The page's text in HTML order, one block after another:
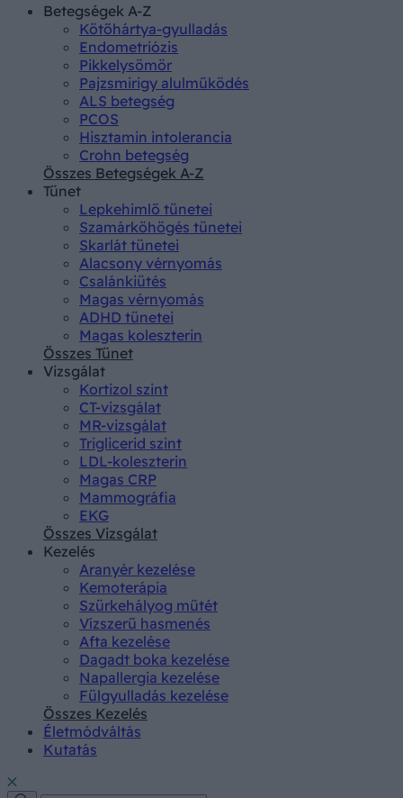
Betegségek A-Z
Kötőhártya-gyulladás
Endometriózis
Pikkelysömör
Pajzsmirigy alulműködés
ALS betegség
PCOS
Hisztamin intolerancia
Crohn betegség
Összes Betegségek A-Z
Tünet
Lepkehimlő tünetei
Szamárköhögés tünetei
Skarlát tünetei
Alacsony vérnyomás
Csalánkiütés
Magas vérnyomás
ADHD tünetei
Magas koleszterin
Összes Tünet
Vizsgálat
Kortizol szint
CT-vizsgálat
MR-vizsgálat
Triglicerid szint
LDL-koleszterin
Magas CRP
Mammográfia
EKG
Összes Vizsgálat
Kezelés
Aranyér kezelése
Kemoterápia
Szürkehályog műtét
Vízszerű hasmenés
Afta kezelése
Dagadt boka kezelése
Napallergia kezelése
Fülgyulladás kezelése
Összes Kezelés
Életmódváltás
Kutatás